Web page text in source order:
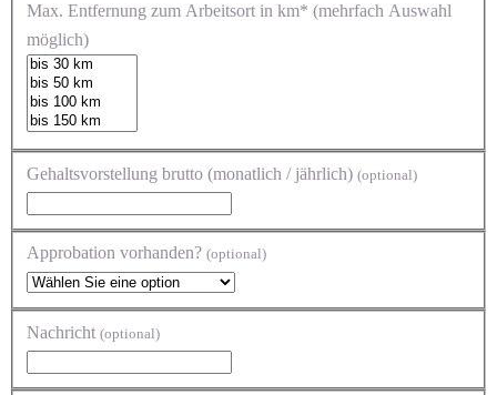
Max. Entfernung zum Arbeitsort in km* (mehrfach Auswahl
möglich)
Gehaltsvorstellung brutto (monatlich / jährlich) (optional)
Approbation vorhanden? (optional)
Nachricht (optional)